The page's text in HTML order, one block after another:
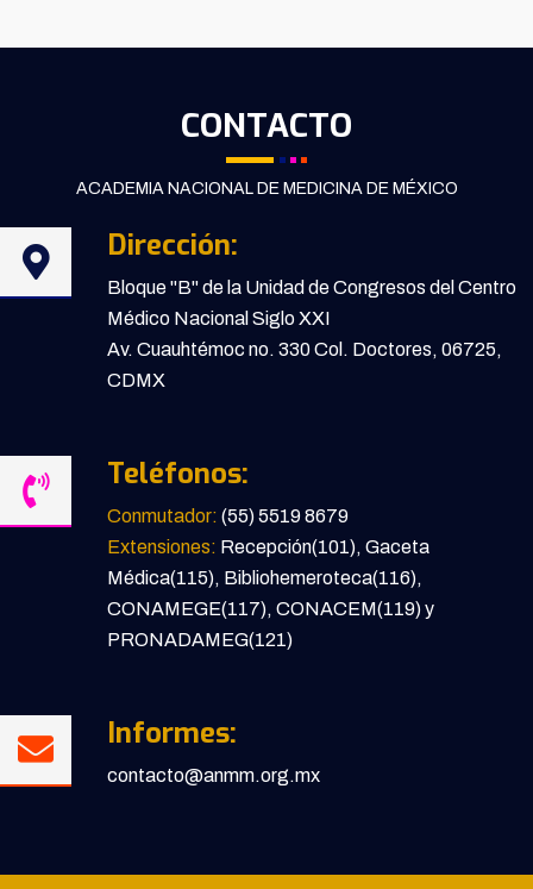
CONTACTO
ACADEMIA NACIONAL DE MEDICINA DE MÉXICO
Dirección:
Bloque "B" de la Unidad de Congresos del Centro
Médico Nacional Siglo XXI
Av. Cuauhtémoc no. 330 Col. Doctores, 06725,
CDMX
Teléfonos:
Conmutador: (55) 5519 8679
Extensiones: Recepción(101), Gaceta
Médica(115), Bibliohemeroteca(116),
CONAMEGE(117), CONACEM(119) y
PRONADAMEG(121)
Informes:
contacto@anmm.org.mx